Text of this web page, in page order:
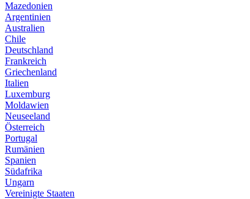
Mazedonien
Argentinien
Australien
Chile
Deutschland
Frankreich
Griechenland
Italien
Luxemburg
Moldawien
Neuseeland
Österreich
Portugal
Rumänien
Spanien
Südafrika
Ungarn
Vereinigte Staaten